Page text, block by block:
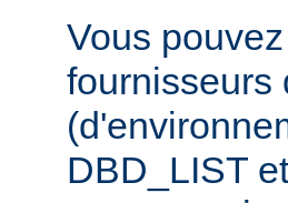
Vous
fournisseurs
DBD_LIST